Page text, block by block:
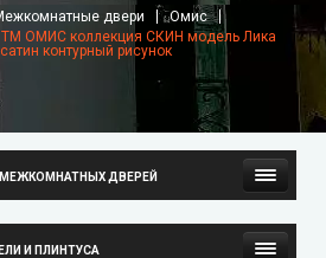
двери
Омис
ТМ ОМИС коллекция СКИН модель Лика
контурный рисунок
ДВЕРЕЙ
И ПЛИНТУСА